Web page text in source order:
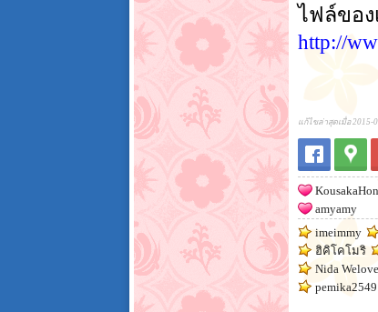
ไฟล์ขอ
http://
แก้ไขล่าสุดเมื่อ 2015-
amyamy
imeimmy
ฮิคิโคโมริ
Nida Welove
pemika2549